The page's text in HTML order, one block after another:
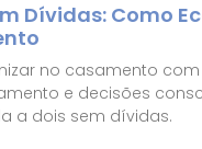
Dívidas: Como
no casamento
e decisões
a dois sem dívidas.